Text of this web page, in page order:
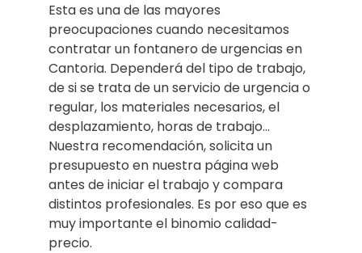
Esta es una de las mayores
preocupaciones cuando necesitamos
contratar un fontanero de urgencias en
Cantoria. Dependerá del tipo de trabajo,
de si se trata de un servicio de urgencia o
regular, los materiales necesarios, el
desplazamiento, horas de trabajo…
Nuestra recomendación, solicita un
presupuesto en nuestra página web
antes de iniciar el trabajo y compara
distintos profesionales. Es por eso que es
muy importante el binomio calidad-
precio.